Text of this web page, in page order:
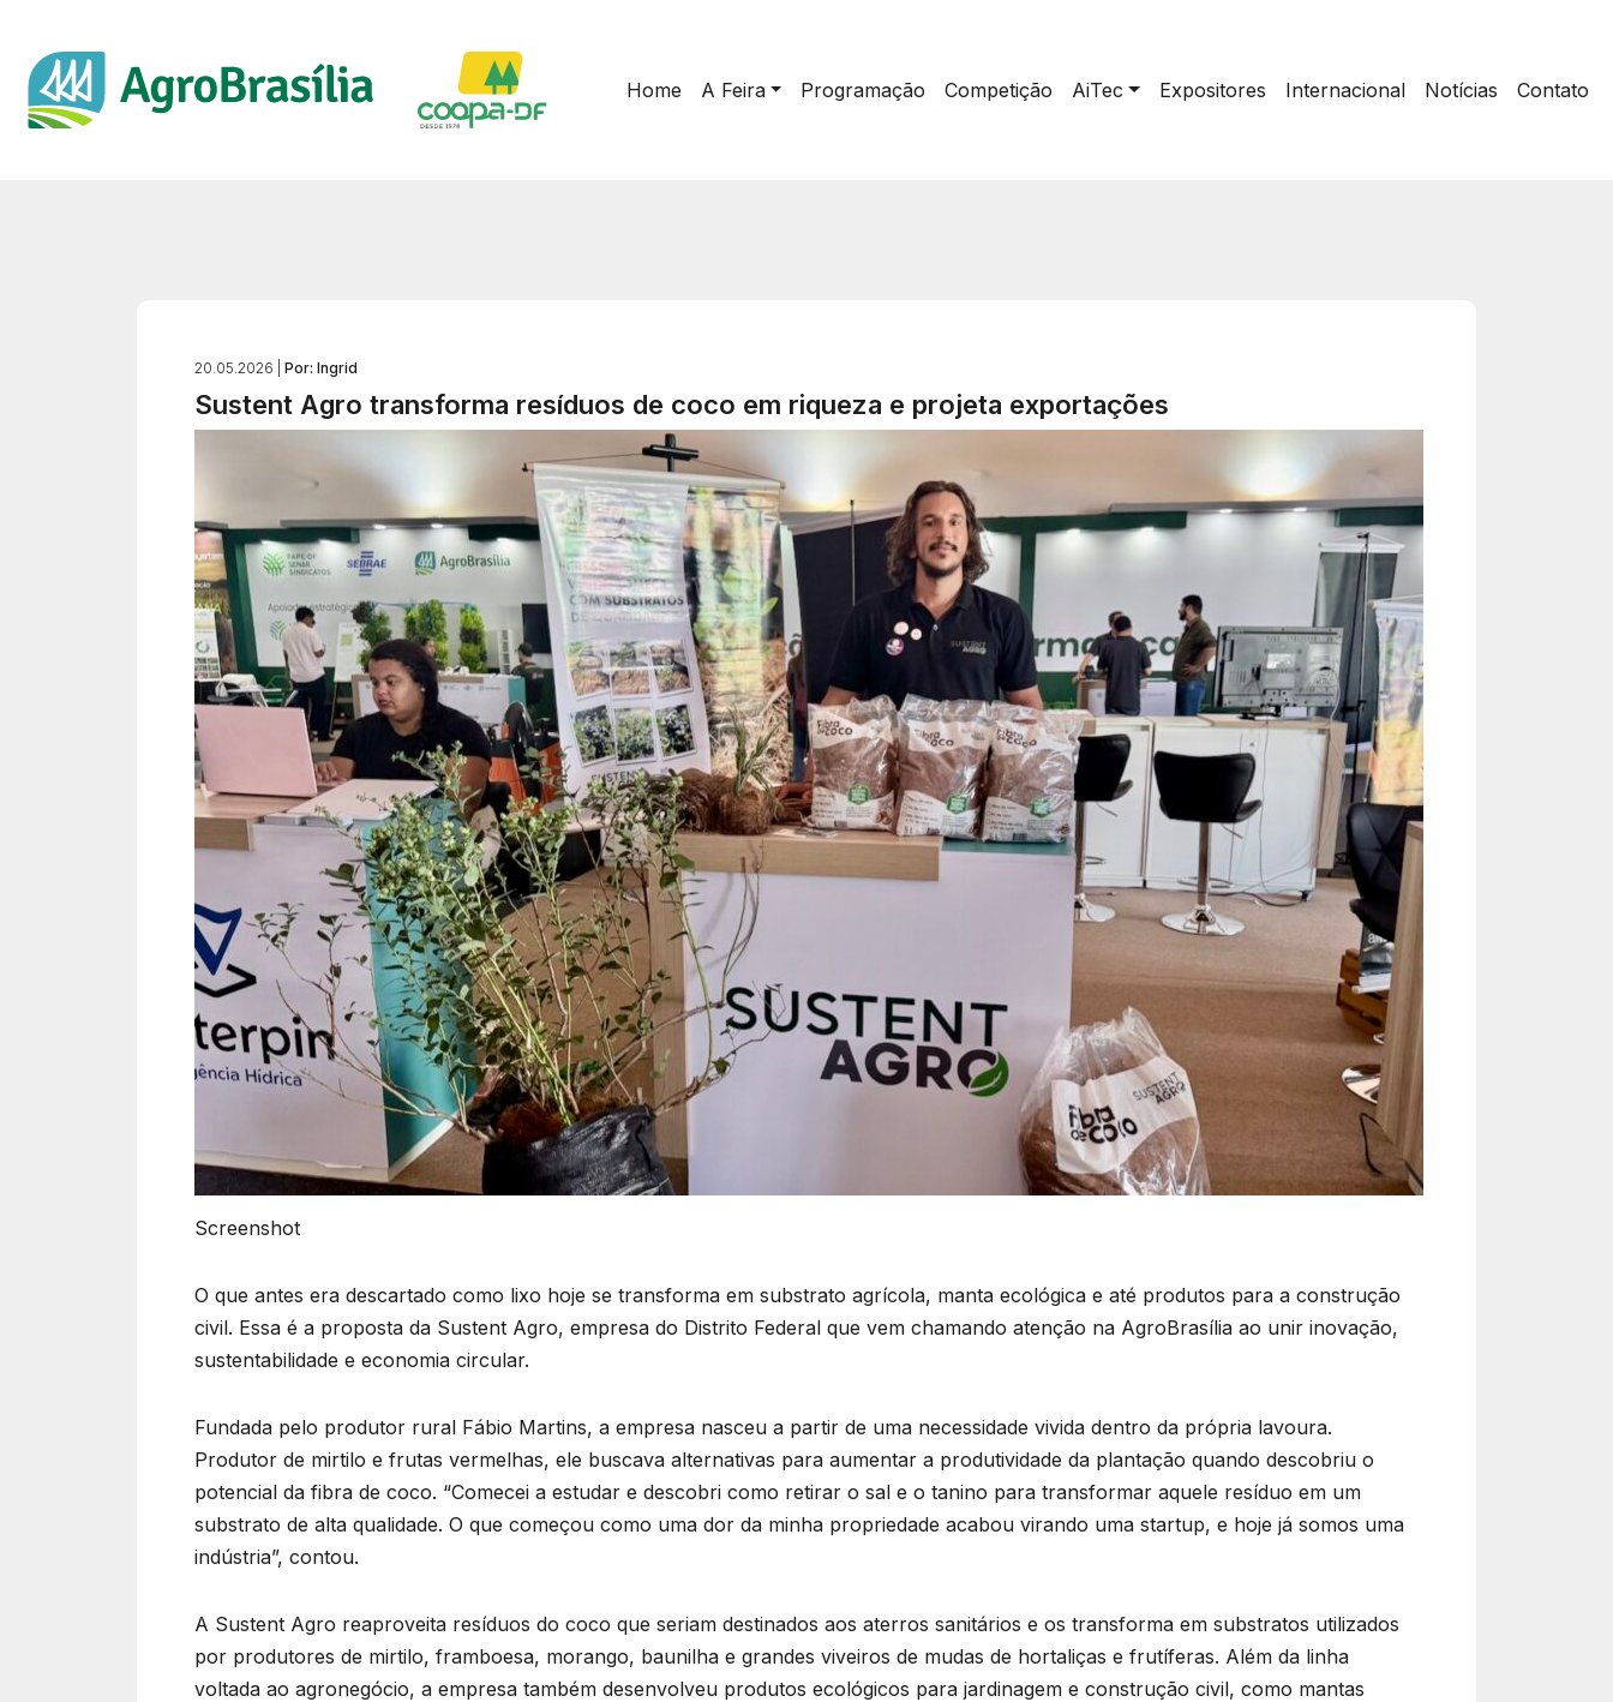
Home A Feira Programação Competição AiTec Expositores Internacional Notícias Contato
20.05.2026 | Por: Ingrid
Sustent Agro transforma resíduos de coco em riqueza e projeta exportações
Screenshot
O que antes era descartado como lixo hoje se transforma em substrato agrícola, manta ecológica e até produtos para a construção
civil. Essa é a proposta da Sustent Agro, empresa do Distrito Federal que vem chamando atenção na AgroBrasília ao unir inovação,
sustentabilidade e economia circular.
Fundada pelo produtor rural Fábio Martins, a empresa nasceu a partir de uma necessidade vivida dentro da própria lavoura.
Produtor de mirtilo e frutas vermelhas, ele buscava alternativas para aumentar a produtividade da plantação quando descobriu o
potencial da fibra de coco. “Comecei a estudar e descobri como retirar o sal e o tanino para transformar aquele resíduo em um
substrato de alta qualidade. O que começou como uma dor da minha propriedade acabou virando uma startup, e hoje já somos uma
indústria”, contou.
A Sustent Agro reaproveita resíduos do coco que seriam destinados aos aterros sanitários e os transforma em substratos utilizados
por produtores de mirtilo, framboesa, morango, baunilha e grandes viveiros de mudas de hortaliças e frutíferas. Além da linha
voltada ao agronegócio, a empresa também desenvolveu produtos ecológicos para jardinagem e construção civil, como mantas